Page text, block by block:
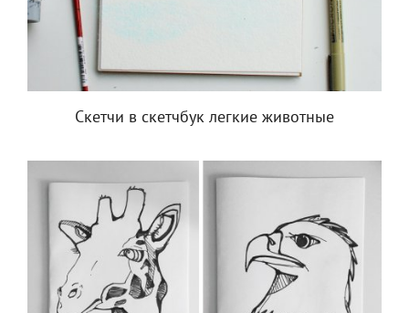
Скетчи в скетчбук легкие животные